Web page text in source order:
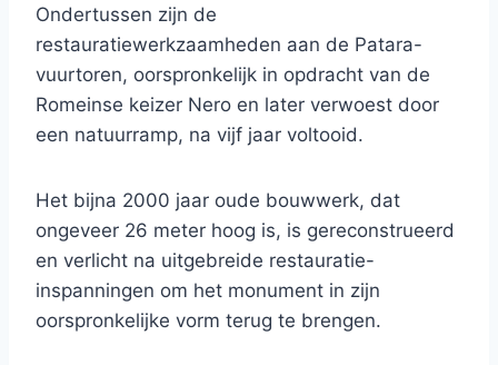
Ondertussen zijn de
restauratiewerkzaamheden aan de Patara-
vuurtoren, oorspronkelijk in opdracht van de
Romeinse keizer Nero en later verwoest door
een natuurramp, na vijf jaar voltooid.
Het bijna 2000 jaar oude bouwwerk, dat
ongeveer 26 meter hoog is, is gereconstrueerd
en verlicht na uitgebreide restauratie-
inspanningen om het monument in zijn
oorspronkelijke vorm terug te brengen.